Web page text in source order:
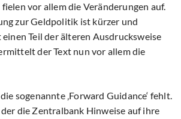
vor allem die Veränderungen auf.
zur Geldpolitik ist kürzer und
Teil der älteren Ausdrucksweise
der Text nun vor allem die
sogenannte ‚Forward Guidance‘ fehlt.
die Zentralbank Hinweise auf ihre